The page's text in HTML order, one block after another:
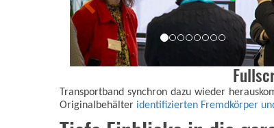
Transportband synchron dazu wieder
Originalbehälter identifizierten Fremdkörper